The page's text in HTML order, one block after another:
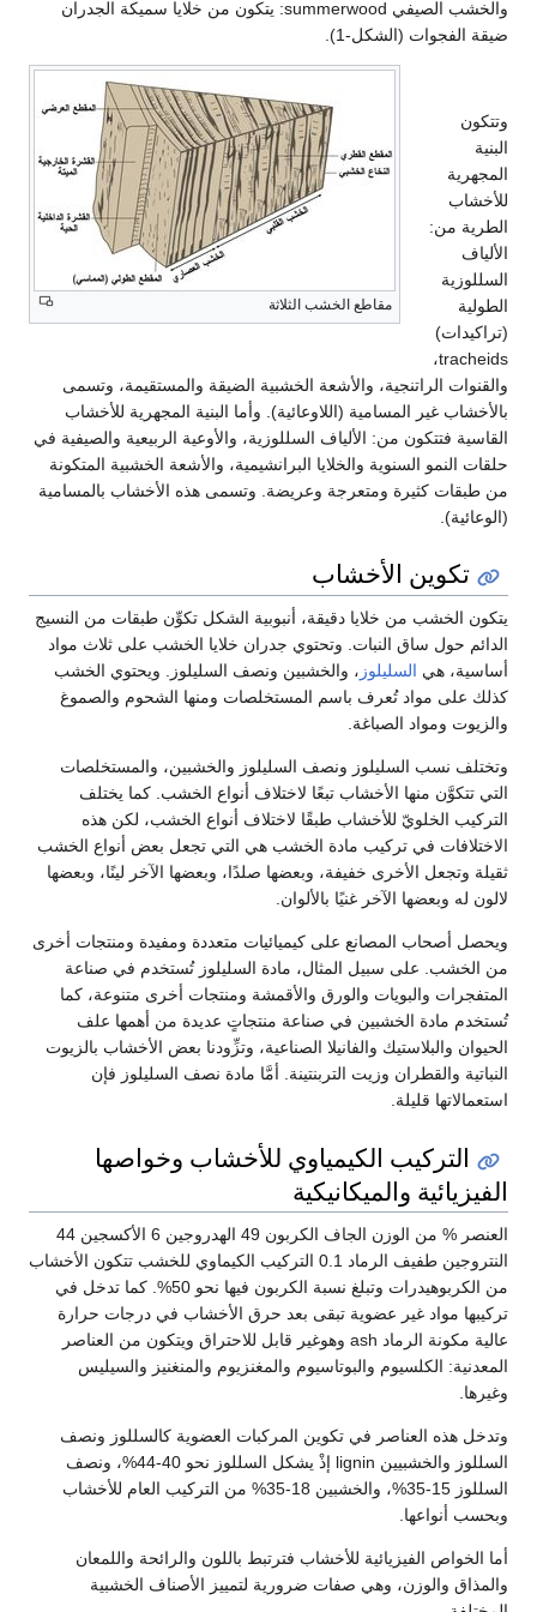
والخشب الصيفي summerwood: يتكون من خلايا سميكة الجدران
(الشكل-1).
مقاطع الخشب الثلاثة
الراتنجية، والأشعة الخشبية الضيقة والمستقيمة، وتسمى
غير المسامية (اللاوعائية). وأما البنية المجهرية للأخشاب
فتتكون من: الألياف السللوزية، والأوعية الربيعية والصيفية في
السنوية والخلايا البرانشيمية، والأشعة الخشبية المتكونة
كثيرة ومتعرجة وعريضة. وتسمى هذه الأخشاب بالمسامية
الأخشاب
من خلايا دقيقة، أنبوبية الشكل تكوِّن طبقات من النسيج
ساق النبات. وتحتوي جدران خلايا الخشب على ثلاث مواد
هيالسليلوز، والخشبين ونصف السليلوز. ويحتوي الخشب
مواد تُعرف باسم المستخلصات ومنها الشحوم والصموغ
ومواد الصباغة.
نسب السليلوز ونصف السليلوز والخشبين، والمستخلصات
منها الأخشاب تبعًا لاختلاف أنواع الخشب. كما يختلف
الخلويّ للأخشاب طبقًا لاختلاف أنواع الخشب، لكن هذه
في تركيب مادة الخشب هي التي تجعل بعض أنواع الخشب
الأخرى خفيفة، وبعضها صلدًا، وبعضها الآخر لينًا، وبعضها
وبعضها الآخر غنيًا بالألوان.
المصانع على كيميائيات متعددة ومفيدة ومنتجات أخرى
على سبيل المثال، مادة السليلوز تُستخدم في صناعة
والبويات والورق والأقمشة ومنتجات أخرى متنوعة، كما
مادة الخشبين في صناعة منتجاتٍ عديدة من أهمها علف
والبلاستيك والفانيلا الصناعية، وتزِّودنا بعض الأخشاب بالزيوت
والقطران وزيت التربنتينة. أمَّا مادة نصف السليلوز فإن
قليلة.
الكيمياوي للأخشاب وخواصها
والميكانيكية
العنصر % من الوزن الجاف الكربون 49 الهدروجين 6 الأكسجين 44
النتروجين طفيف الرماد 0.1 التركيب الكيماوي للخشب تتكون الأخشاب
من الكربوهيدرات وتبلغ نسبة الكربون فيها نحو 50%. كما تدخل في
مواد غير عضوية تبقى بعد حرق الأخشاب في درجات حرارة
عالية مكونة الرماد ash وهوغير قابل للاحتراق ويتكون من العناصر
الكلسيوم والبوتاسيوم والمغنزيوم والمنغنيز والسيليس
العناصر في تكوين المركبات العضوية كالسللوز ونصف
السللوز والخشبيين lignin إذْ يشكل السللوز نحو 40-44%، ونصف
السللوز 15-35%، والخشبين 18-35% من التركيب العام للأخشاب
الفيزيائية للأخشاب فترتبط باللون والرائحة واللمعان
والوزن، وهي صفات ضرورية لتمييز الأصناف الخشبية